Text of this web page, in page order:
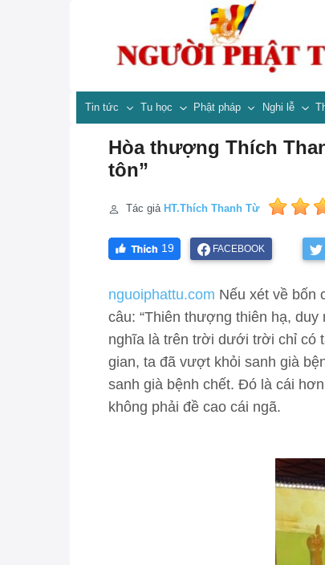
Tin tức Tu học Phật pháp Nghi lễ
Hòa thượng Thích
tôn”
Tác giả HT.Thích Thanh Từ
19 FACEBOOK
nguoiphattu.com Nếu xét về bốn
câu: “Thiên thượng thiên hạ,
nghĩa là trên trời dưới trời chỉ có
gian, ta đã vượt khỏi sanh già
sanh già bệnh chết. Đó là cái
không phải đề cao cái ngã.